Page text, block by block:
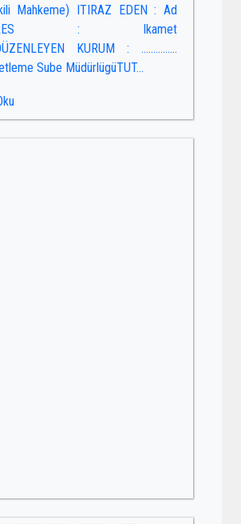
Mahkeme) ITIRAZ EDEN : Ad
: Ikamet
KURUM : ……………
Sube MüdürlügüTUT...